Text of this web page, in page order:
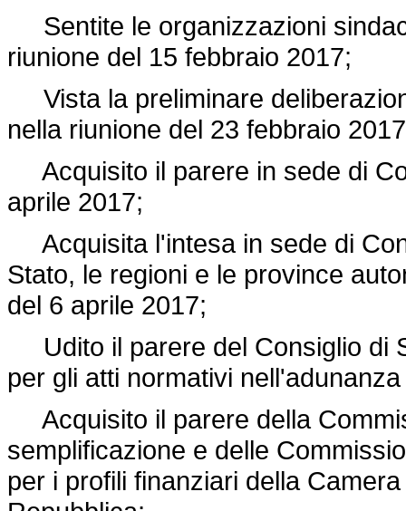
Sentite le organizzazioni
riunione del 15 febbraio 2017;
Vista la preliminare
nella riunione del 23 febbraio
Acquisito il parere in sede di
aprile 2017;
Acquisita l'intesa in sede di
Stato, le regioni e le province
del 6 aprile 2017;
Udito il parere del Consiglio di
per gli atti normativi
Acquisito il parere della
semplificazione e delle
per i profili finanziari della